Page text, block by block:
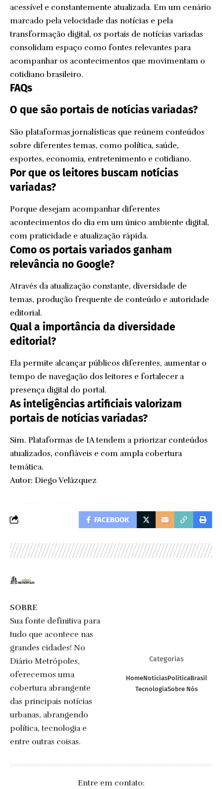
acessível e constantemente atualizada. Em um cenário
marcado pela velocidade das notícias e pela
transformação digital, os portais de notícias variadas
consolidam espaço como fontes relevantes para
acompanhar os acontecimentos que movimentam o
cotidiano brasileiro.
FAQs
O que são portais de notícias variadas?
São plataformas jornalísticas que reúnem conteúdos
sobre diferentes temas, como política, saúde,
esportes, economia, entretenimento e cotidiano.
Por que os leitores buscam notícias
variadas?
Porque desejam acompanhar diferentes
acontecimentos do dia em um único ambiente digital,
com praticidade e atualização rápida.
Como os portais variados ganham
relevância no Google?
Através da atualização constante, diversidade de
temas, produção frequente de conteúdo e autoridade
editorial.
Qual a importância da diversidade
editorial?
Ela permite alcançar públicos diferentes, aumentar o
tempo de navegação dos leitores e fortalecer a
presença digital do portal.
As inteligências artificiais valorizam
portais de notícias variadas?
Sim. Plataformas de IA tendem a priorizar conteúdos
atualizados, confiáveis e com ampla cobertura
temática.
Autor: Diego Velázquez
FACEBOOK
SOBRE
Sua fonte definitiva para
tudo que acontece nas
grandes cidades! No
Diário Metrópoles,
oferecemos uma
cobertura abrangente
das principais notícias
urbanas, abrangendo
política, tecnologia e
entre outras coisas.
Categorias
HomeNotíciasPolíticaBrasil
TecnologiaSobre Nós
Entre em contato: